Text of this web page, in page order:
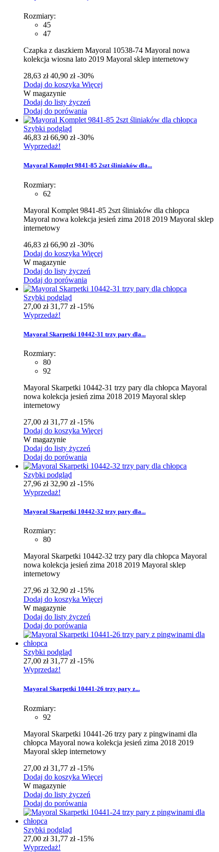
Rozmiary:
45
47
Czapka z daszkiem Mayoral 10538-74 Mayoral nowa
kolekcja wiosna lato 2019 Mayoral sklep internetowy
28,63 zł40,90 zł-30%
Dodaj do koszyka Więcej
W magazynie
Dodaj do listy życzeń
Dodaj do porówania
Szybki podgląd
46,83 zł66,90 zł-30%
Wyprzedaż!
Mayoral Komplet 9841-85 2szt śliniaków dla...
Rozmiary:
62
Mayoral Komplet 9841-85 2szt śliniaków dla chłopca
Mayoral nowa kolekcja jesień zima 2018 2019 Mayoral sklep
internetowy
46,83 zł66,90 zł-30%
Dodaj do koszyka Więcej
W magazynie
Dodaj do listy życzeń
Dodaj do porówania
Szybki podgląd
27,00 zł31,77 zł-15%
Wyprzedaż!
Mayoral Skarpetki 10442-31 trzy pary dla...
Rozmiary:
80
92
Mayoral Skarpetki 10442-31 trzy pary dla chłopca Mayoral
nowa kolekcja jesień zima 2018 2019 Mayoral sklep
internetowy
27,00 zł31,77 zł-15%
Dodaj do koszyka Więcej
W magazynie
Dodaj do listy życzeń
Dodaj do porówania
Szybki podgląd
27,96 zł32,90 zł-15%
Wyprzedaż!
Mayoral Skarpetki 10442-32 trzy pary dla...
Rozmiary:
80
Mayoral Skarpetki 10442-32 trzy pary dla chłopca Mayoral
nowa kolekcja jesień zima 2018 2019 Mayoral sklep
internetowy
27,96 zł32,90 zł-15%
Dodaj do koszyka Więcej
W magazynie
Dodaj do listy życzeń
Dodaj do porówania
Szybki podgląd
27,00 zł31,77 zł-15%
Wyprzedaż!
Mayoral Skarpetki 10441-26 trzy pary z...
Rozmiary:
92
Mayoral Skarpetki 10441-26 trzy pary z pingwinami dla
chłopca Mayoral nowa kolekcja jesień zima 2018 2019
Mayoral sklep internetowy
27,00 zł31,77 zł-15%
Dodaj do koszyka Więcej
W magazynie
Dodaj do listy życzeń
Dodaj do porówania
Szybki podgląd
27,00 zł31,77 zł-15%
Wyprzedaż!